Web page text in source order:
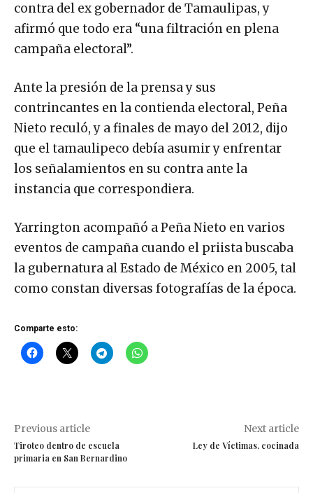
contra del ex gobernador de Tamaulipas, y
afirmó que todo era “una filtración en plena
campaña electoral”.
Ante la presión de la prensa y sus
contrincantes en la contienda electoral, Peña
Nieto reculó, y a finales de mayo del 2012, dijo
que el tamaulipeco debía asumir y enfrentar
los señalamientos en su contra ante la
instancia que correspondiera.
Yarrington acompañó a Peña Nieto en varios
eventos de campaña cuando el priista buscaba
la gubernatura al Estado de México en 2005, tal
como constan diversas fotografías de la época.
Comparte esto:
Previous article
Tiroteo dentro de escuela
primaria en San Bernardino
Next article
Ley de Víctimas, cocinada